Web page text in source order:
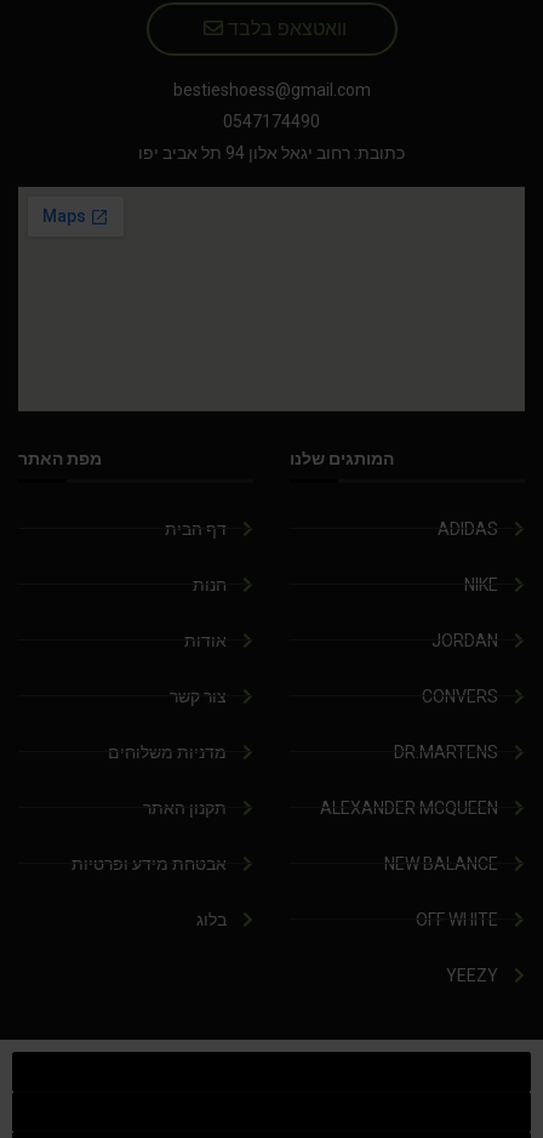
וואטצאפ בלבד
bestieshoess@gmail.com
0547174490
כתובת: רחוב יגאל אלון 94 תל אביב יפו
המותגים שלנו
ADIDAS
NIKE
JORDAN
CONVERS
DR.MARTENS
ALEXANDER MCQUEEN
NEW BALANCE
OFF WHITE
YEEZY
מפת האתר
דף הבית
חנות
אודות
צור קשר
מדניות משלוחים
תקנון האתר
אבטחת מידע ופרטיות
בלוג